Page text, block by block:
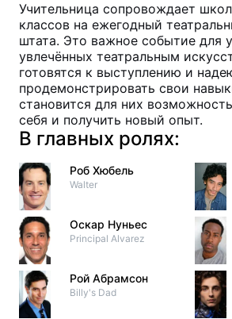
Учительница сопровождает
классов на ежегодный
штата. Это важное событие для
увлечённых театральным
готовятся к выступлению и
продемонстрировать свои
становится для них
себя и получить новый опыт.
В главных ролях:
Роб Хюбель
Walter
Оскар Нуньес
Principal Alvarez
Рой Абрамсон
Billy's Dad